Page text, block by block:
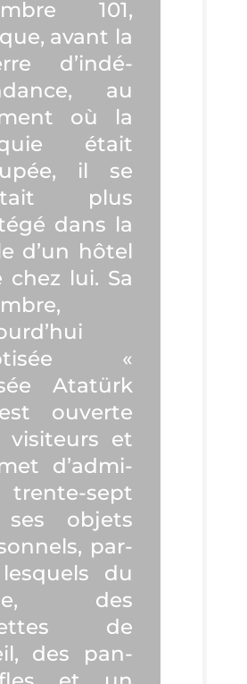
101,
avant la
d’in­dé­
au
où la
était
il se
plus
dans la
d’un hôtel
chez lui. Sa
«
Atatürk
ouverte
visi­teurs et
d’ad­mi­
sept
objets
par­
du
des
de
des pan­